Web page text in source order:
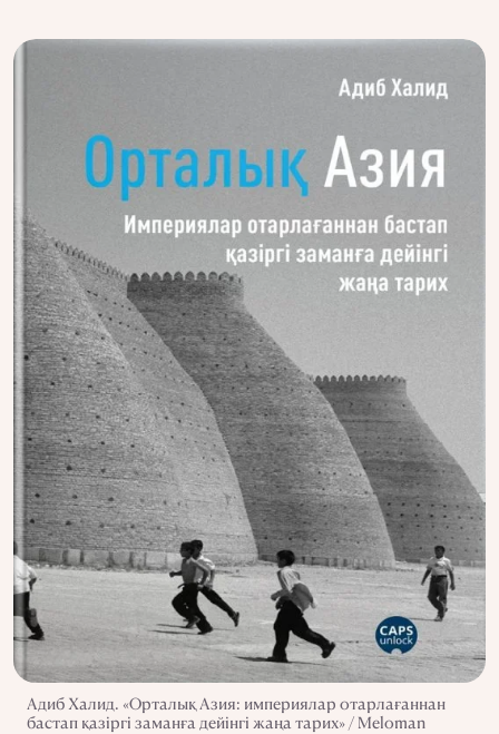
Адиб Халид. «Орталық Азия: империялар отарлағаннан
бастап қазіргі заманға дейінгі жаңа тарих» / Meloman